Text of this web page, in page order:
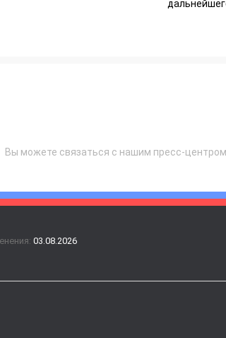
Вы можете связаться с нашим пресс-
03.08.2026